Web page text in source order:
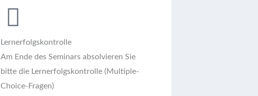
Lernerfolgskontrolle
Am Ende des Seminars absolvieren Sie
bitte die Lernerfolgskontrolle (Multiple-
Choice-Fragen)